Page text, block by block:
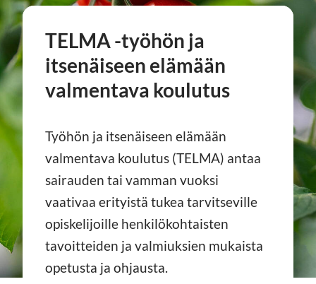
TELMA -työhön ja
itsenäiseen elämään
valmentava koulutus
Työhön ja itsenäiseen elämään
valmentava koulutus (TELMA) antaa
sairauden tai vamman vuoksi
vaativaa erityistä tukea tarvitseville
opiskelijoille henkilökohtaisten
tavoitteiden ja valmiuksien mukaista
opetusta ja ohjausta.